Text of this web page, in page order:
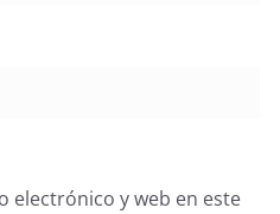
electrónico y web en este